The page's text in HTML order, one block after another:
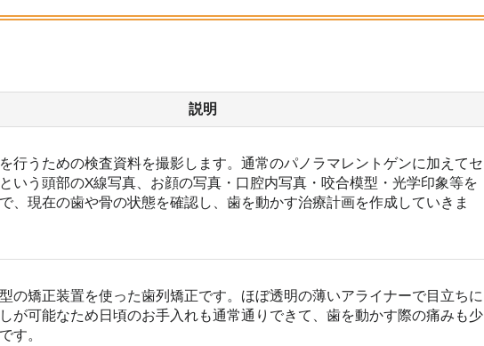
説明
行うための検査資料を撮影します。通常のパノラマレントゲンに加えてセ
いう頭部のX線写真、お顔の写真・口腔内写真・咬合模型・光学印象等を
、現在の歯や骨の状態を確認し、歯を動かす治療計画を作成していきま
の矯正装置を使った歯列矯正です。ほぼ透明の薄いアライナーで目立ちに
が可能なため日頃のお手入れも通常通りできて、歯を動かす際の痛みも少
す。